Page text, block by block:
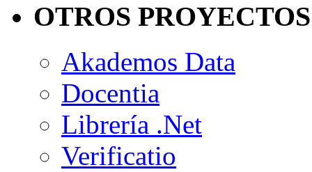
OTROS PROYECTOS
Akademos Data
Docentia
Librería .Net
Verificatio